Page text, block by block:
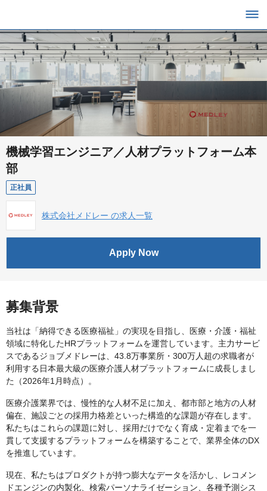
機械学習エンジニア／人材プラットフォーム本
部
正社員
株式会社メドレー の求人一覧
Apply Now
募集背景
当社は「納得できる医療福祉」の実現を目指し、医療・介護・福祉
領域に特化したHRプラットフォームを運営しています。主力サービ
スであるジョブメドレーは、43.8万事業所・300万人超の求職者が
利用する日本最大級の医療介護人材プラットフォームに成長しまし
た（2026年1月時点）。
医療介護業界では、慢性的な人材不足に加え、都市部と地方の人材
偏在、施設ごとの採用力格差といった構造的な課題が存在します。
私たちはこれらの課題に対し、採用だけでなく育成・定着までを一
貫して支援するプラットフォームを構築することで、業界全体のDX
を推進しています。
現在、私たちはプロダクトが持つ膨大なデータを活かし、レコメン
ドエンジンの内製化、検索パーソナライゼーション、各種予測シス